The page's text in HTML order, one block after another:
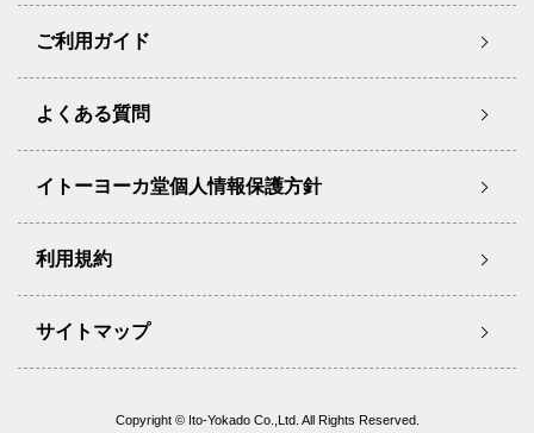
ご利用ガイド
よくある質問
イトーヨーカ堂個人情報保護方針
利用規約
サイトマップ
Copyright © Ito-Yokado Co.,Ltd. All Rights Reserved.